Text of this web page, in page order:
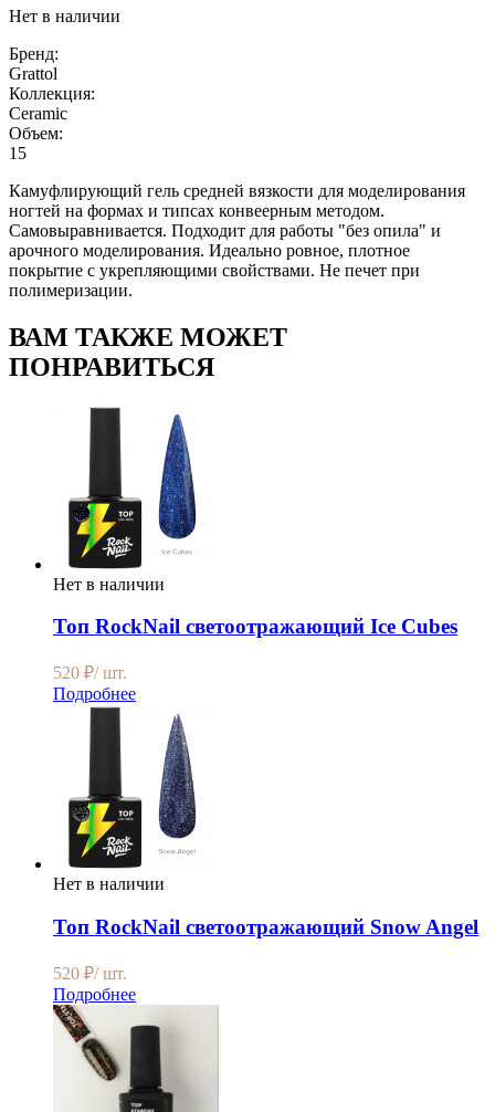
Нет в наличии
Бренд:
Grattol
Коллекция:
Ceramic
Объем:
15
Камуфлирующий гель средней вязкости для моделирования
ногтей на формах и типсах конвеерным методом.
Самовыравнивается. Подходит для работы "без опила" и
арочного моделирования. Идеально ровное, плотное
покрытие с укрепляющими свойствами. Не печет при
полимеризации.
ВАМ ТАКЖЕ МОЖЕТ
ПОНРАВИТЬСЯ
Нет в наличии
Топ RockNail светоотражающий Ice Cubes
520 ₽/ шт.
Подробнее
Нет в наличии
Топ RockNail светоотражающий Snow Angel
520 ₽/ шт.
Подробнее